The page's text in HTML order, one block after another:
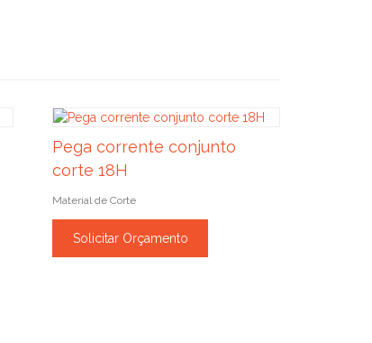
Pega corrente conjunto
corte 18H
Material de Corte
Solicitar Orçamento